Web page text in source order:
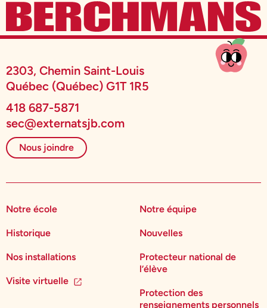
2303, Chemin Saint-Louis
Québec (Québec) G1T 1R5
418 687-5871
sec@externatsjb.com
Nous joindre
Notre école
Historique
Nos installations
Visite virtuelle
Notre équipe
Nouvelles
Protecteur national de
l’élève
Protection des
renseignements personnels